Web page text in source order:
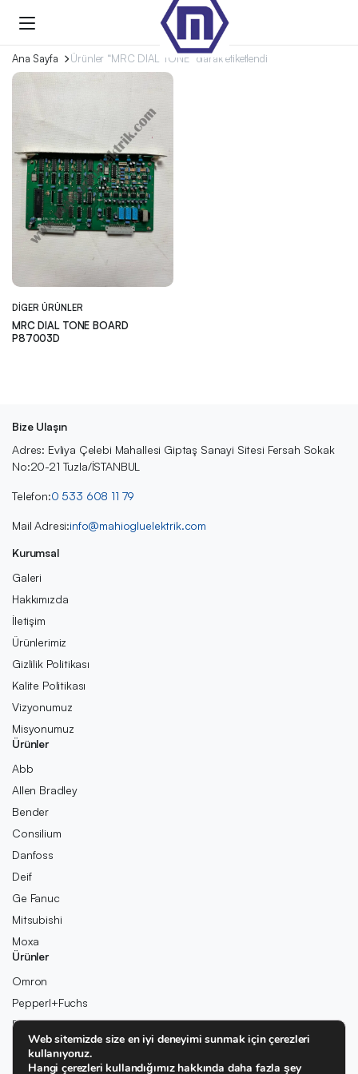
Ana Sayfa Ürünler “MRC DIAL TONE” olarak etiketlendi
DIGER ÜRÜNLER
MRC DIAL TONE BOARD
P87003D
Bize Ulaşın
Adres: Evliya Çelebi Mahallesi Giptaş Sanayi Sitesi Fersah Sokak
No:20-21 Tuzla/İSTANBUL
Telefon:0 533 608 11 79
Mail Adresi:info@mahiogluelektrik.com
Kurumsal
Galeri
Hakkımızda
İletişim
Ürünlerimiz
Gizlilik Politikası
Kalite Politikası
Vizyonumuz
Misyonumuz
Ürünler
Abb
Allen Bradley
Bender
Consilium
Danfoss
Deif
Ge Fanuc
Mitsubishi
Moxa
Ürünler
Omron
Pepperl+Fuchs
Pilz
Rexroth
Rolls-Royce
Web sitemizde size en iyi deneyimi sunmak için çerezleri
kullanıyoruz.
Hangi çerezleri kullandığımız hakkında daha fazla şey